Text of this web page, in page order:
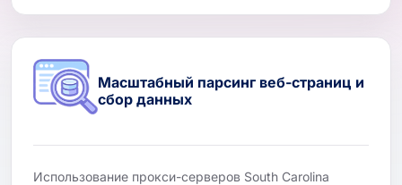
Масштабный парсинг веб-страниц и
сбор данных
Использование прокси-серверов South Carolina